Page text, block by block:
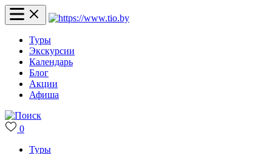
Туры
Экскурсии
Календарь
Блог
Акции
Афиша
0
Туры